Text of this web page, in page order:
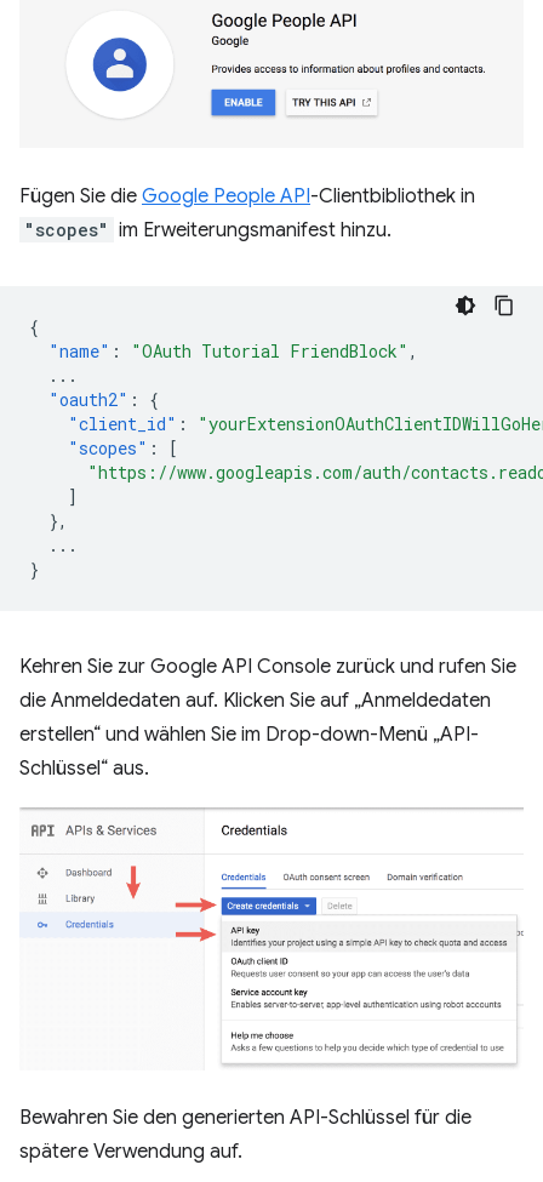
Fügen Sie die Google People API-Clientbibliothek in
"scopes" im Erweiterungsmanifest hinzu.
{
"name" : "OAuth Tutorial FriendBlock" ,
...
"oauth2" :
{
"client_id" :
"scopes" :
[
"https://www.googleapis.com/auth/
]
},
...
}
Kehren Sie zur Google API Console zurück und rufen Sie
die Anmeldedaten auf. Klicken Sie auf „Anmeldedaten
erstellen“ und wählen Sie im Drop-down-Menü „API-
Schlüssel“ aus.
Bewahren Sie den generierten API-Schlüssel für die
spätere Verwendung auf.